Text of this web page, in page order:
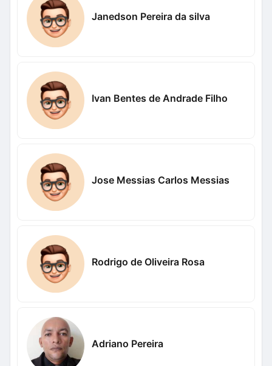
Janedson Pereira da silva
Ivan Bentes de Andrade Filho
Jose Messias Carlos Messias
Rodrigo de Oliveira Rosa
Adriano Pereira